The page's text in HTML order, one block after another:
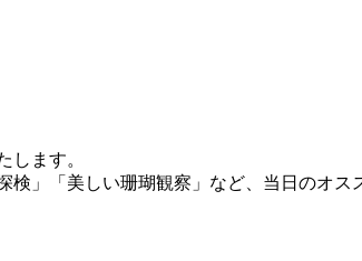
します。
」「美しい珊瑚観察」など、当日のオス